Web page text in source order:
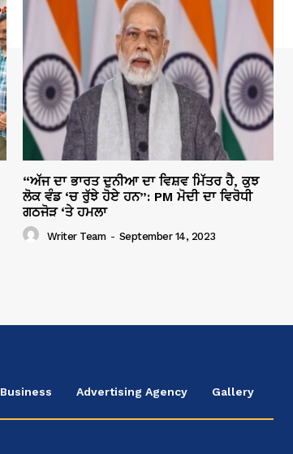
“ਅੱਜ ਦਾ ਭਾਰਤ ਦੁਨੀਆ ਦਾ ਵਿਸ਼ਵ ਮਿੱਤਰ ਹੈ, ਕੁਝ
ਲੋਕ ਵੰਡ ‘ਚ ਰੁੱਝੇ ਹੋਏ ਹਨ”: PM ਮੋਦੀ ਦਾ ਵਿਰੋਧੀ
ਗਠਜੋੜ ‘ਤੇ ਹਮਲਾ
Writer Team - September 14, 2023
Business Advertising Agency Gallery